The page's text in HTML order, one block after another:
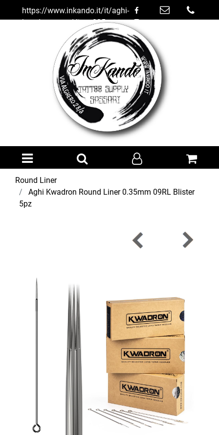
https://www.inkando.it/it/aghi-
kwadron-round-liner-035mm-
09rl-blister-5pz
Open menu
Round Liner
Aghi Kwadron Round Liner 0.35mm 09RL Blister
5pz